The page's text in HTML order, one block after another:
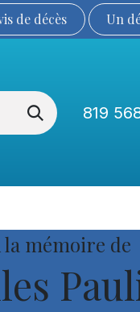
de décès Un
819
la mémoire de